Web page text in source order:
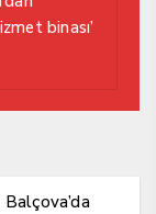
binası’